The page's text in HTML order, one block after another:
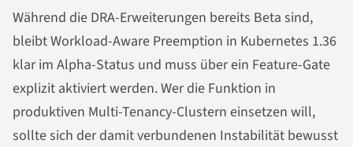
Während die DRA-Erweiterungen bereits Beta sind,
bleibt Workload-Aware Preemption in Kubernetes 1.36
klar im Alpha-Status und muss über ein Feature-Gate
explizit aktiviert werden. Wer die Funktion in
produktiven Multi-Tenancy-Clustern einsetzen will,
sollte sich der damit verbundenen Instabilität bewusst